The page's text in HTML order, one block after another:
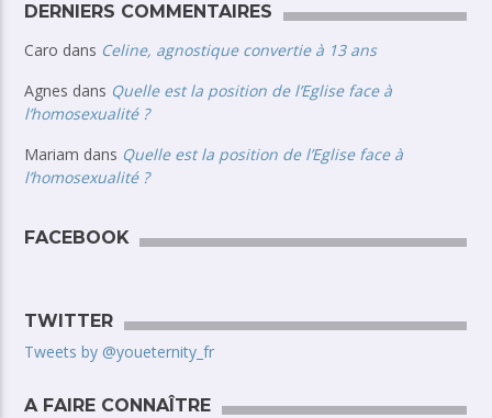
DERNIERS COMMENTAIRES
Caro dans Celine, agnostique convertie à 13 ans
Agnes dans Quelle est la position de l’Eglise face à
l’homosexualité ?
Mariam dans Quelle est la position de l’Eglise face à
l’homosexualité ?
FACEBOOK
TWITTER
Tweets by @youeternity_fr
A FAIRE CONNAÎTRE